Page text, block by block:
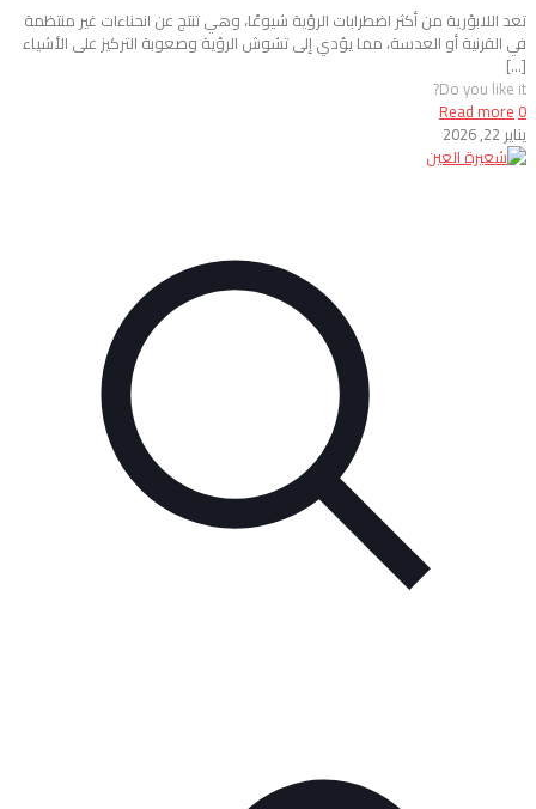
تعد اللابؤرية من أكثر اضطرابات الرؤية شيوعًا، وهي تنتج عن انحناءات غير منتظمة
في القرنية أو العدسة، مما يؤدي إلى تشوش الرؤية وصعوبة التركيز على الأشياء
[…]
Do you like it?
0
Read more
يناير 22, 2026